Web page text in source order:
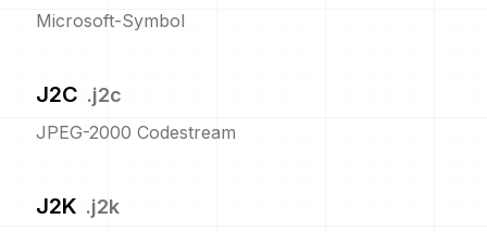
Microsoft-Symbol
J2C .j2c
JPEG-2000 Codestream
J2K .j2k